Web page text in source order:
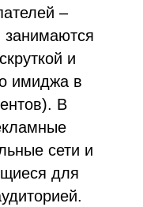
–
и
имиджа в
В
сети и
для